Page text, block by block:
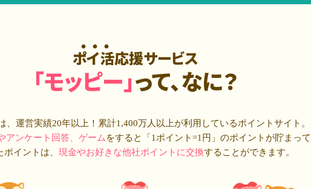
ポイ活応援サービス
「モッピー」って、なに？
、運営実績20年以上！累計1,400万人 以上が利用しているポイントサイト。
アンケート回答、ゲーム をすると「1ポイント=1円」のポイントが貯まって
ポイントは、 現金やお好きな他社ポイントに交換することができます。